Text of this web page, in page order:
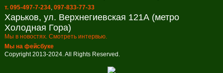
т. 095-497-7-234, 097-833-77-33
Харьков, ул. Верхнегиевская 121А (метро
Холодная Гора)
Мы в новостях. Смотреть интервью.
Мы на фейсбуке
Copyright 2013-2024. All Rights Reserved.